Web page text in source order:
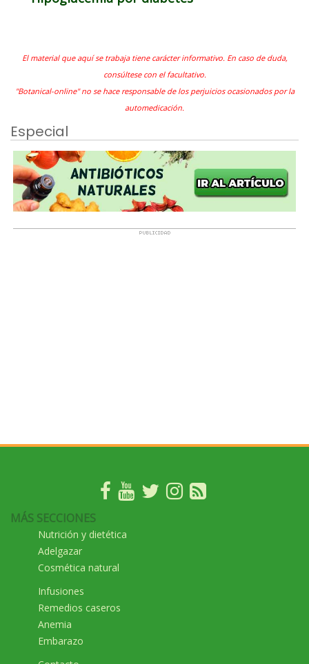
El material que aquí se trabaja tiene carácter informativo. En caso de duda,
consúltese con el facultativo.
"Botanical-online" no se hace responsable de los perjuicios ocasionados por la
automedicación.
Especial
MÁS SECCIONES
Nutrición y dietética
Adelgazar
Cosmética natural
Infusiones
Remedios caseros
Anemia
Embarazo